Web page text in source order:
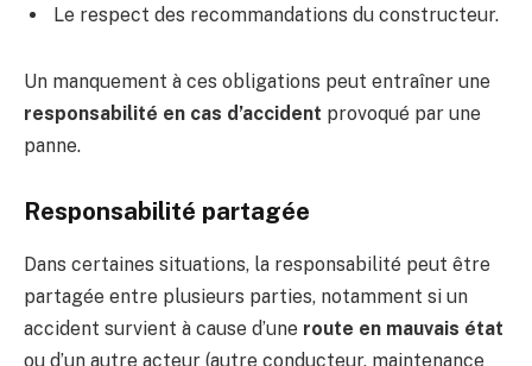
Le respect des recommandations du constructeur.
Un manquement à ces obligations peut entraîner une
responsabilité en cas d’accident provoqué par une
panne.
Responsabilité partagée
Dans certaines situations, la responsabilité peut être
partagée entre plusieurs parties, notamment si un
accident survient à cause d’une route en mauvais état
ou d’un autre acteur (autre conducteur, maintenance